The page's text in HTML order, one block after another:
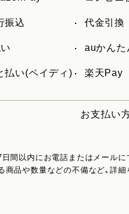
振込 代金引換
auかんた
払い(ペイディ) 楽天Pay
お支払い
間以内にお電話またはメールに
商品や数量などの不備など、詳細